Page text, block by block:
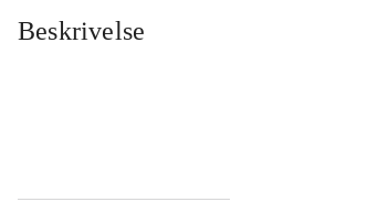
Beskrivelse